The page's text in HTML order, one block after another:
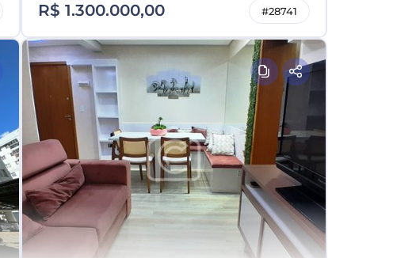
R$ 1.300.000,00 #28741